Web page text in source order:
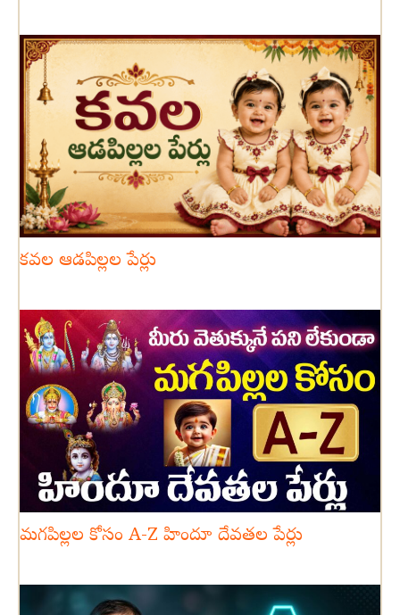
కవల ఆడపిల్లల పేర్లు
మగపిల్లల కోసం A-Z హిందూ దేవతల పేర్లు